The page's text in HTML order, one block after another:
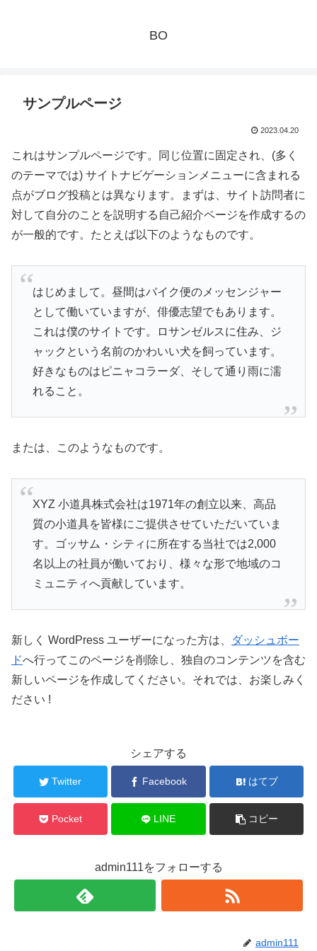
BO
サンプルページ
2023.04.20
これはサンプルページです。同じ位置に固定され、(多く
のテーマでは) サイトナビゲーションメニューに含まれる
点がブログ投稿とは異なります。まずは、サイト訪問者に
対して自分のことを説明する自己紹介ページを作成するの
が一般的です。たとえば以下のようなものです。
はじめまして。昼間はバイク便のメッセンジャー
として働いていますが、俳優志望でもあります。
これは僕のサイトです。ロサンゼルスに住み、ジ
ャックという名前のかわいい犬を飼っています。
好きなものはピニャコラーダ、そして通り雨に濡
れること。
または、このようなものです。
XYZ 小道具株式会社は1971年の創立以来、高品
質の小道具を皆様にご提供させていただいていま
す。ゴッサム・シティに所在する当社では2,000
名以上の社員が働いており、様々な形で地域のコ
ミュニティへ貢献しています。
新しく WordPress ユーザーになった方は、
ダッシュボー
ドへ行ってこのページを削除し、独自のコンテンツを含む
新しいページを作成してください。それでは、お楽しみく
ださい !
シェアする
Twitter Facebook はてブ
Pocket LINE コピー
admin111をフォローする
admin111